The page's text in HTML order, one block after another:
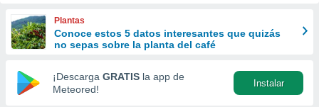
y
forma
digital
basada
Plantas
Conoce estos 5 datos interesantes que quizás
no sepas sobre la planta del café
¡Descarga GRATIS la app de
Meteored!
Instalar